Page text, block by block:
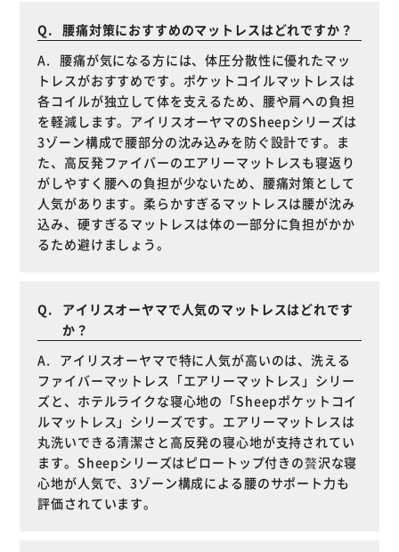
腰痛対策におすすめのマットレスはどれですか？
腰痛が気になる方には、体圧分散性に優れたマッ
トレスがおすすめです。ポケットコイルマットレスは
各コイルが独立して体を支えるため、腰や肩への負担
を軽減します。アイリスオーヤマのSheepシリーズは
3ゾーン構成で腰部分の沈み込みを防ぐ設計です。ま
た、高反発ファイバーのエアリーマットレスも寝返り
がしやすく腰への負担が少ないため、腰痛対策として
人気があります。柔らかすぎるマットレスは腰が沈み
込み、硬すぎるマットレスは体の一部分に負担がかか
るため避けましょう。
アイリスオーヤマで人気のマットレスはどれです
か？
アイリスオーヤマで特に人気が高いのは、洗える
ファイバーマットレス「エアリーマットレス」シリー
ズと、ホテルライクな寝心地の「Sheepポケットコイ
ルマットレス」シリーズです。エアリーマットレスは
丸洗いできる清潔さと高反発の寝心地が支持されてい
ます。Sheepシリーズはピロートップ付きの贅沢な寝
心地が人気で、3ゾーン構成による腰のサポート力も
評価されています。